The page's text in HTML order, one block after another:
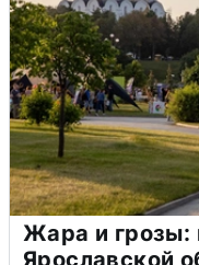
Жара и грозы:
Ярославской